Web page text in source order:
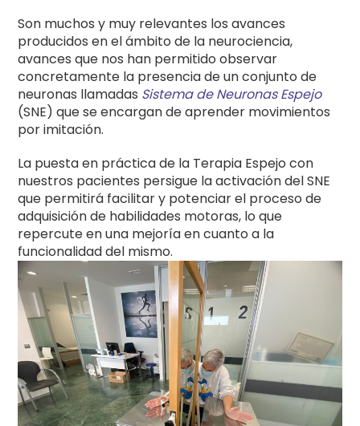
Son muchos y muy relevantes los avances
producidos en el ámbito de la neurociencia,
avances que nos han permitido observar
concretamente la presencia de un conjunto de
neuronas llamadas Sistema de Neuronas Espejo
(SNE) que se encargan de aprender movimientos
por imitación.
La puesta en práctica de la Terapia Espejo con
nuestros pacientes persigue la activación del SNE
que permitirá facilitar y potenciar el proceso de
adquisición de habilidades motoras, lo que
repercute en una mejoría en cuanto a la
funcionalidad del mismo.